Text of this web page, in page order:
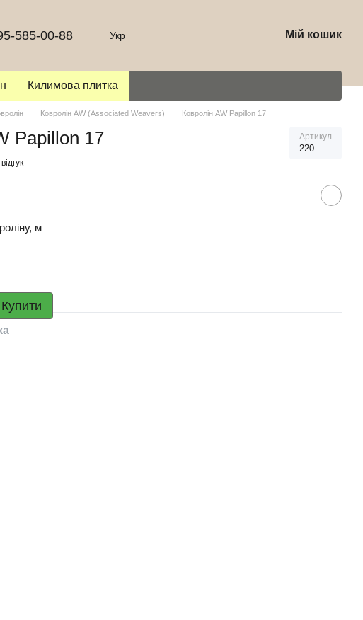
585-00-88 Укр Мій кошик
Килимова плитка
Ковролін AW (Associated Weavers) Ковролін AW Papillon 17
Papillon 17 Артикул
220
м
Купити